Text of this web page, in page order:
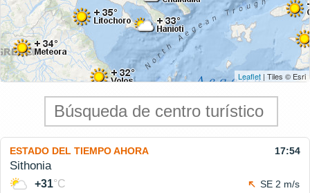
Leaflet | Tiles © Esri
ESTADO DEL TIEMPO AHORA 17:54
Sithonia
+31°C
SE 2 m/s